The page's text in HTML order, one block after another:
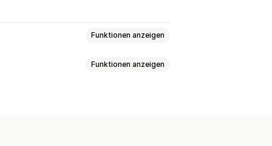
Funktionen anzeigen
Funktionen anzeigen